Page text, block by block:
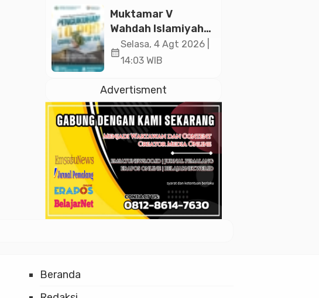
Indonesia Open
2026
Muktamar V
Wahdah Islamiyah
Akan Kukuhkan
10.000 Guru Al-
Istiqlal
calendar_month
Selasa, 4 Agt 2026 |
14:03 WIB
Advertisment
Beranda